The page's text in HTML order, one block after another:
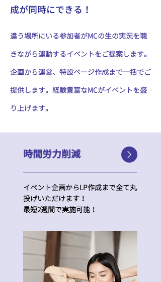
成が同時にできる！
違う場所にいる参加者がMCの生の実況を聴
きながら運動するイベントをご提案します。
企画から運営、特設ページ作成まで一括でご
提供します。経験豊富なMCがイベントを盛
り上げます。
時間労力削減
イベント企画からLP作成まで全て丸
投げいただけます！
​最短2週間で実施可能！